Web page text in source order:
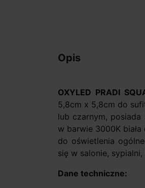
Opis
OXYLED PRADI
5,8cm x 5,8cm do
lub czarnym, posiada
w barwie 3000K
do oświetlenia
się w salonie,
Dane techniczne: